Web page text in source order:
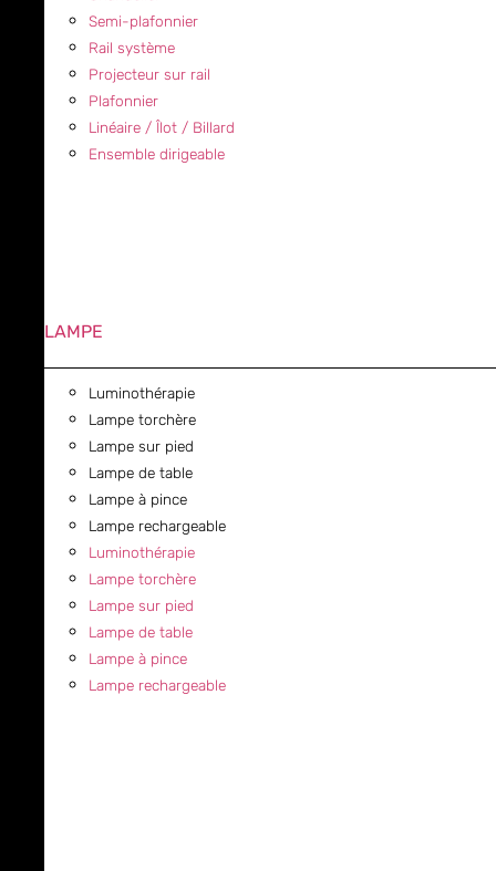
Semi-plafonnier
Rail système
Projecteur sur rail
Plafonnier
Linéaire / Îlot / Billard
Ensemble dirigeable
LAMPE
Luminothérapie
Lampe torchère
Lampe sur pied
Lampe de table
Lampe à pince
Lampe rechargeable
Luminothérapie
Lampe torchère
Lampe sur pied
Lampe de table
Lampe à pince
Lampe rechargeable